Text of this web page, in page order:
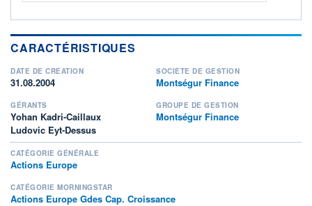
CARACTÉRISTIQUES
DATE DE CRÉATION
31.08.2004
SOCIÉTÉ DE GESTION
Montségur Finance
GÉRANTS
Yohan Kadri-Caillaux
Ludovic Eyt-Dessus
GROUPE DE GESTION
Montségur Finance
CATÉGORIE GÉNÉRALE
Actions Europe
CATÉGORIE MORNINGSTAR
Actions Europe Gdes Cap. Croissance